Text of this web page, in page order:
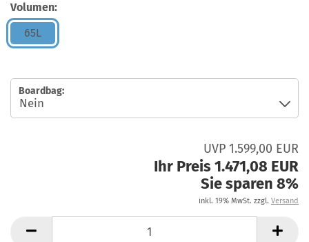
Volumen:
65L
Boardbag:
UVP 1.599,00 EUR
Ihr Preis 1.471,08 EUR
Sie sparen 8%
inkl. 19% MwSt. zzgl. Versand